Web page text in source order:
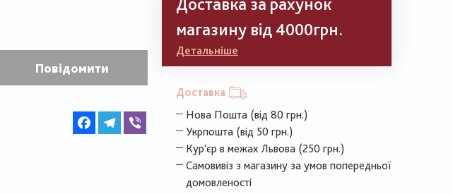
Повідомити
FacebookTelegram
магазину від 4000грн.
Детальніше
Доставка
Нова Пошта (від 80 грн.)
Укрпошта (від 50 грн.)
Кур'єр в межах Львова (250 грн.)
Самовивіз з магазину за умов попередньої
домовленості